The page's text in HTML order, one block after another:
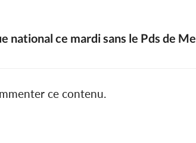
national ce mardi sans le Pds de Me
ce contenu.